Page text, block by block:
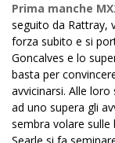
Prima manche
seguito da Rattray,
forza subito e si
Goncalves e lo
basta per
avvicinarsi. Alle
ad uno supera gli
sembra volare